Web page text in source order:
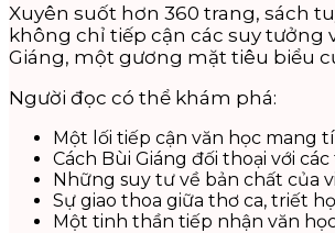
Xuyên suốt hơn 360 trang, sách
không chỉ tiếp cận các suy tưởng
Giáng, một gương mặt tiêu biểu
Người đọc có thể khám phá:
Một lối tiếp cận văn học mang
Cách Bùi Giáng đối thoại với
Những suy tư về bản chất của
Sự giao thoa giữa thơ ca, triết
Một tinh thần tiếp nhận văn